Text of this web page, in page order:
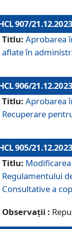
907/21.12.2023
Titlu: Aprobarea
aflate în
906/21.12.2023
Titlu: Aprobarea
Recuperare
905/21.12.2023
Titlu:
Regulamentului
Consultative a
Observații :